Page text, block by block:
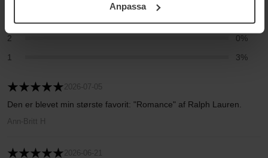
Anpassa
2
0%
1
3%
2026-07-05
Den er blevet min største favorit: "Romance" af Ralph Lauren.
Ann-Britt H
2026-06-21